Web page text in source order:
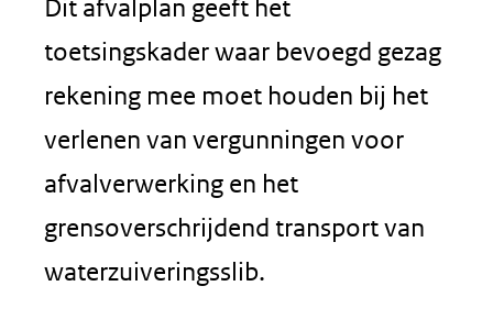
Dit afvalplan geeft het
toetsingskader waar bevoegd gezag
rekening mee moet houden bij het
verlenen van vergunningen voor
afvalverwerking en het
grensoverschrijdend transport van
waterzuiveringsslib.